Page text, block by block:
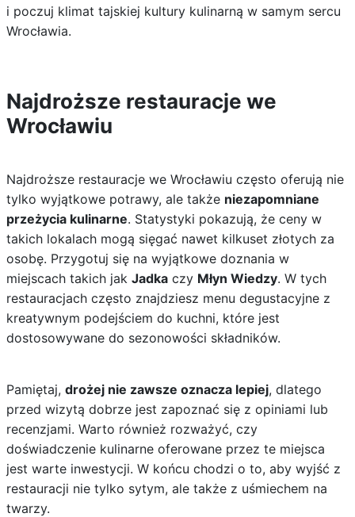
i poczuj klimat tajskiej kultury kulinarną w samym sercu
Wrocławia.
Najdroższe restauracje we
Wrocławiu
Najdroższe restauracje we Wrocławiu często oferują nie
tylko wyjątkowe potrawy, ale także niezapomniane
przeżycia kulinarne. Statystyki pokazują, że ceny w
takich lokalach mogą sięgać nawet kilkuset złotych za
osobę. Przygotuj się na wyjątkowe doznania w
miejscach takich jak Jadkaczy Młyn Wiedzy. W tych
restauracjach często znajdziesz menu degustacyjne z
kreatywnym podejściem do kuchni, które jest
dostosowywane do sezonowości składników.
Pamiętaj, drożej nie zawsze oznacza lepiej, dlatego
przed wizytą dobrze jest zapoznać się z opiniami lub
recenzjami. Warto również rozważyć, czy
doświadczenie kulinarne oferowane przez te miejsca
jest warte inwestycji. W końcu chodzi o to, aby wyjść z
restauracji nie tylko sytym, ale także z uśmiechem na
twarzy.